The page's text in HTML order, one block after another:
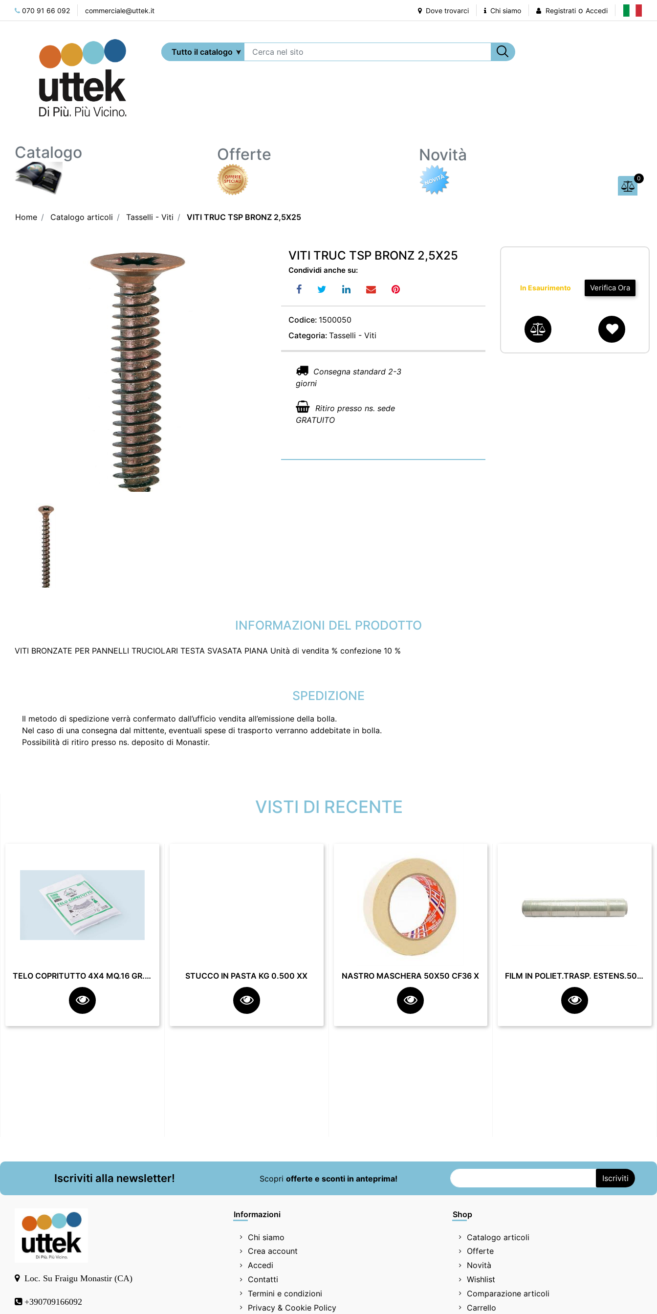
070 91 66 092 commerciale@uttek.it Dove trovarci Chi siamo Registrati o Accedi
Catalogo Offerte Novità
0
Home Catalogo articoli Tasselli - Viti VITI TRUC TSP BRONZ 2,5X25
VITI TRUC TSP BRONZ 2,5X25
Condividi anche su:
Codice: 1500050
Categoria: Tasselli - Viti
Consegna standard 2-3
giorni
Ritiro presso ns. sede
GRATUITO
Verifica Ora
In Esaurimento
INFORMAZIONI DEL PRODOTTO
VITI BRONZATE PER PANNELLI TRUCIOLARI TESTA SVASATA PIANA Unità di vendita % confezione 10 %
SPEDIZIONE
Il metodo di spedizione verrà confermato dall’ufficio vendita all’emissione della bolla.
Nel caso di una consegna dal mittente, eventuali spese di trasporto verranno addebitate in bolla.
Possibilità di ritiro presso ns. deposito di Monastir.
VISTI DI RECENTE
TELO COPRITUTTO 4X4 MQ.16 GR. 200** STUCCO IN PASTA KG 0.500 XX NASTRO MASCHERA 50X50 CF36 X FILM IN POLIET.TRASP. ESTENS.50 CM 23 MY 2.2 KG **
Iscriviti alla newsletter! Scopri offerte e sconti in anteprima!
Loc. Su Fraigu Monastir (CA)
+390709166092
Informazioni
Chi siamo
Crea account
Accedi
Contatti
Termini e condizioni
Privacy & Cookie Policy
Shop
Catalogo articoli
Offerte
Novità
Wishlist
Comparazione articoli
Carrello